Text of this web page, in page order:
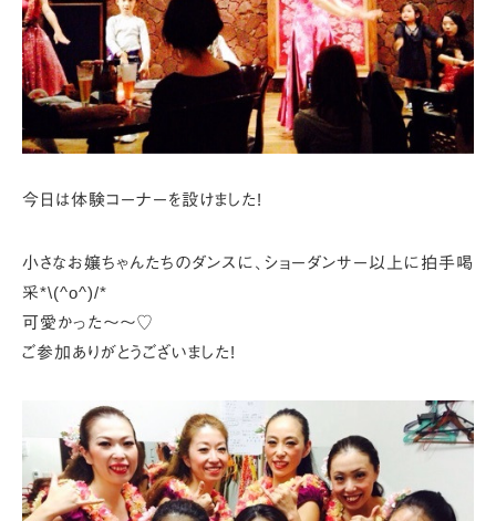
今日は体験コーナーを設けました!
小さなお嬢ちゃんたちのダンスに、 ショーダンサー以上に拍手喝
采*\(^o^)/*
可愛かった～～♡
ご参加ありがとうございました!